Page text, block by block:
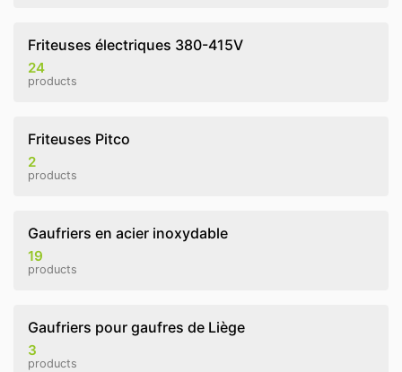
Friteuses électriques 380-415V
24
products
Friteuses Pitco
2
products
Gaufriers en acier inoxydable
19
products
Gaufriers pour gaufres de Liège
3
products